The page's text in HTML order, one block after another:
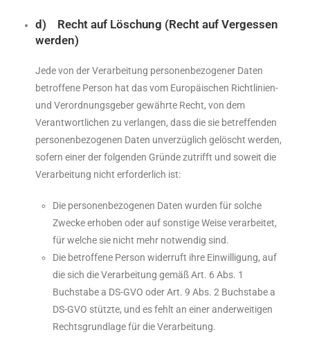
d) Recht auf Löschung (Recht auf Vergessen
werden)
Jede von der Verarbeitung personenbezogener Daten
betroffene Person hat das vom Europäischen Richtlinien-
und Verordnungsgeber gewährte Recht, von dem
Verantwortlichen zu verlangen, dass die sie betreffenden
personenbezogenen Daten unverzüglich gelöscht werden,
sofern einer der folgenden Gründe zutrifft und soweit die
Verarbeitung nicht erforderlich ist:
Die personenbezogenen Daten wurden für solche
Zwecke erhoben oder auf sonstige Weise verarbeitet,
für welche sie nicht mehr notwendig sind.
Die betroffene Person widerruft ihre Einwilligung, auf
die sich die Verarbeitung gemäß Art. 6 Abs. 1
Buchstabe a DS-GVO oder Art. 9 Abs. 2 Buchstabe a
DS-GVO stützte, und es fehlt an einer anderweitigen
Rechtsgrundlage für die Verarbeitung.